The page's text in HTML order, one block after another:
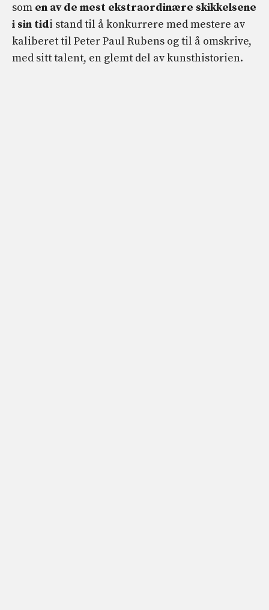
som en av de mest ekstraordinære skikkelsene
i sin tidi stand til å konkurrere med mestere av
kaliberet til Peter Paul Rubens og til å omskrive,
med sitt talent, en glemt del av kunsthistorien.